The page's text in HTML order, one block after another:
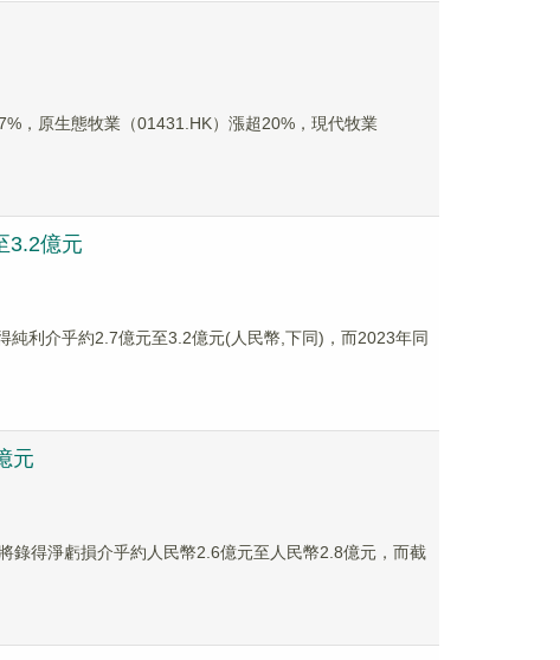
，原生態牧業（01431.HK）漲超20%，現代牧業
3.2億元
純利介乎約2.7億元至3.2億元(人民幣,下同)，而2023年同
元
錄得淨虧損介乎約人民幣2.6億元至人民幣2.8億元，而截